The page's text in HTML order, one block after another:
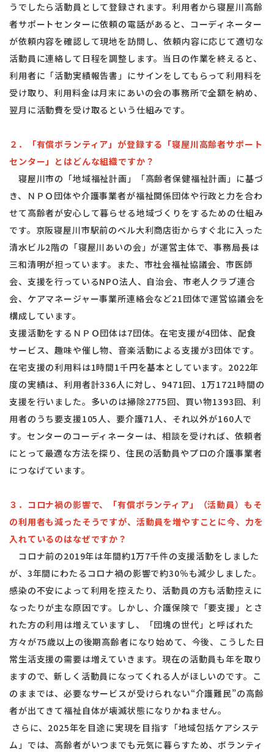
うでしたら活動員として登録されます。利用者から寝屋川高齢
者サポートセンターに依頼の電話があると、コーディネーター
が依頼内容を確認して現地を訪問し、依頼内容に応じて適切な
活動員に連絡して日程を調整します。当日の作業を終えると、
利用者に「活動実績報告書」にサインをしてもらって利用料を
受け取り、利用料金は月末にあいの会の事務所で全額を納め、
翌月に活動費を受け取るという仕組みです。
２．「有償ボランティア」が登録する「寝屋川高齢者サポート
センター」とはどんな組織ですか？
寝屋川市の「地域福祉計画」「高齢者保健福祉計画」に基づ
き、ＮＰＯ団体や介護事業者が福祉関係団体や行政と力を合わ
せて高齢者が安心して暮らせる地域づくりをするための仕組み
です。京阪寝屋川市駅前のベル大利商店街からすぐ北に入った
清水ビル2階の「寝屋川あいの会」が運営主体で、事務局長は
三和清明が担っています。また、市社会福祉協議会、市医師
会、支援を行っているNPO法人、自治会、市老人クラブ連合
会、ケアマネージャー事業所連絡会など21団体で運営協議会を
構成しています。
支援活動をするＮＰＯ団体は7団体。在宅支援が4団体、配食
サービス、趣味や催し物、音楽活動による支援が3団体です。
在宅支援の利用料は1時間1千円を基本としています。2022年
度の実績は、利用者計336人に対し、9471回、1万1721時間の
支援を行いました。多いのは掃除2775回、買い物1393回、利
用者のうち要支援105人、要介護71人、それ以外が160人で
す。センターのコーディネーターは、相談を受ければ、依頼者
にとって最適な方法を探り、住民の活動員やプロの介護事業者
につなげています。
３．コロナ禍の影響で、「有償ボランティア」（活動員）もそ
の利用者も減ったそうですが、活動員を増やすことに今、力を
入れているのはなぜですか？
コロナ前の2019年は年間約1万7千件の支援活動をしました
が、3年間にわたるコロナ禍の影響で約30％も減少しました。
感染の不安によって利用を控えたり、活動員の方も活動控えに
なったりが主な原因です。しかし、介護保険で「要支援」とさ
れた方の利用は増えていますし、「団塊の世代」と呼ばれた
方々が75歳以上の後期高齢者になり始めて、今後、こうした日
常生活支援の需要は増えていきます。現在の活動員も年を取り
ますので、新しく活動員になってくれる人がほしいのです。こ
のままでは、必要なサービスが受けられない“介護難民”の高齢
者が出てきて福祉自体が壊滅状態になりかねません。
さらに、2025年を目途に実現を目指す「地域包括ケアシステ
ム」では、高齢者がいつまでも元気に暮らすため、ボランティ